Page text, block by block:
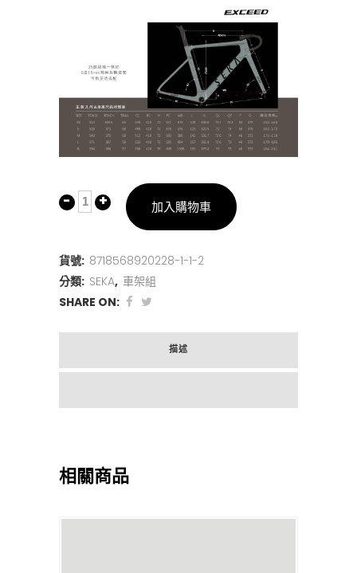
加入購物車
貨號: 8718568920228-1-1-2
分類: SEKA, 車架組
SHARE ON:
描述
相關商品